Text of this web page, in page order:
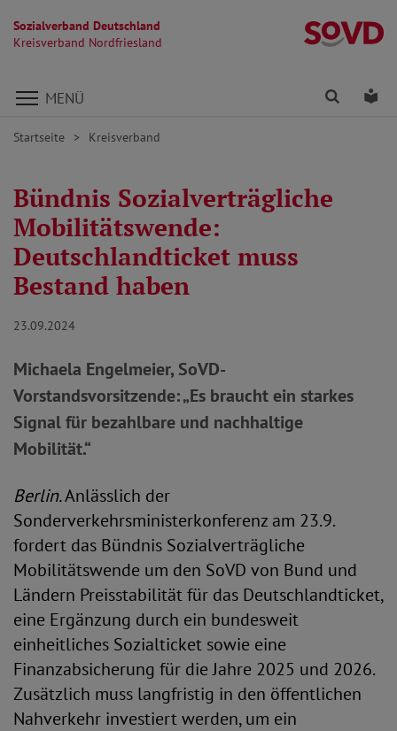
Sozialverband Deutschland
Kreisverband Nordfriesland
Direkt zu den Inhalten springen
MENÜ Finden
Startseite Kreisverband
Bündnis Sozialverträgliche
Mobilitätswende:
Deutschlandticket muss
Bestand haben
23.09.2024
Michaela Engelmeier, SoVD-
Vorstandsvorsitzende: „Es braucht ein starkes
Signal für bezahlbare und nachhaltige
Mobilität.“
Berlin.Anlässlich der
Sonderverkehrsministerkonferenz am 23.9.
fordert das Bündnis Sozialverträgliche
Mobilitätswende um den SoVD von Bund und
Ländern Preisstabilität für das Deutschlandticket,
eine Ergänzung durch ein bundesweit
einheitliches Sozialticket sowie eine
Finanzabsicherung für die Jahre 2025 und 2026.
Zusätzlich muss langfristig in den öffentlichen
Nahverkehr investiert werden, um ein